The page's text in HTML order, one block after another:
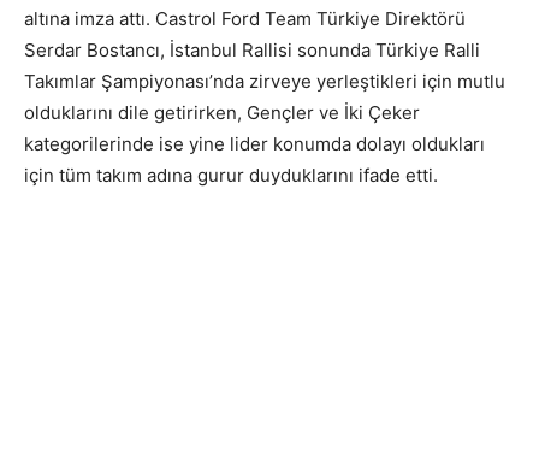
altına imza attı. Castrol Ford Team Türkiye Direktörü
Serdar Bostancı, İstanbul Rallisi sonunda Türkiye Ralli
Takımlar Şampiyonası’nda zirveye yerleştikleri için mutlu
olduklarını dile getirirken, Gençler ve İki Çeker
kategorilerinde ise yine lider konumda dolayı oldukları
için tüm takım adına gurur duyduklarını ifade etti.